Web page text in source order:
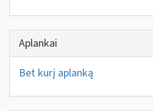
Aplankai
Bet kurį aplanką